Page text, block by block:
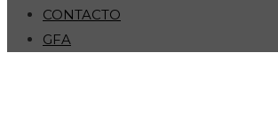
CONTACTO
GFA